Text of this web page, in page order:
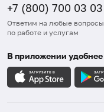
+7 (800) 700 03 03
Ответим на любые вопросы
по работе и услугам
В приложении удобнее